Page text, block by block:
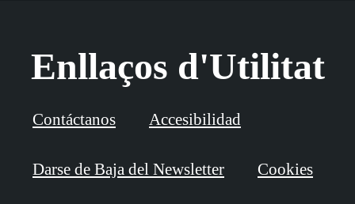
Enllaços d'Utilitat
Contáctanos Accesibilidad
Darse de Baja del Newsletter Cookies